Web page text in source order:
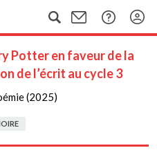
Potter en faveur de la
de l’écrit au cycle 3
(2025)